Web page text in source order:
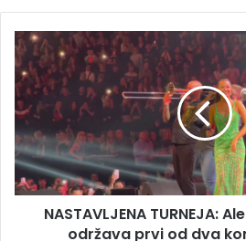
NASTAVLJENA
TURNEJA:
Aleksandra
Prijović
održava
prvi
od
dva
koncerta
NASTAVLJENA TURNEJA:
održava prvi od dva